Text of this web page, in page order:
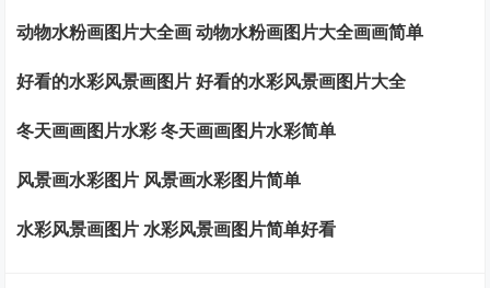
动物水粉画图片大全画 动物水粉画图片大全画画简单
好看的水彩风景画图片 好看的水彩风景画图片大全
冬天画画图片水彩 冬天画画图片水彩简单
风景画水彩图片 风景画水彩图片简单
水彩风景画图片 水彩风景画图片简单好看